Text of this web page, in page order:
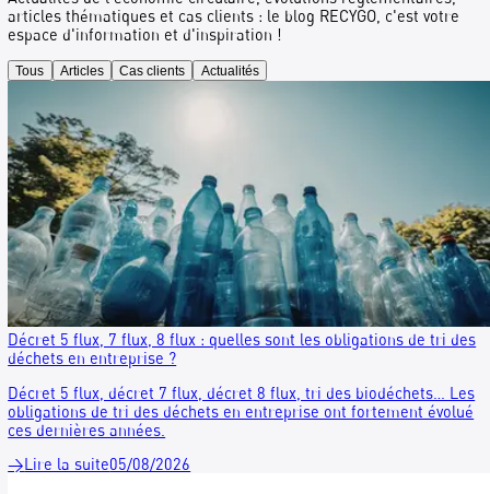
Le blog RECYGO
articles thématiques et cas clients : le blog RECYGO, c'est
espace d'information et d'inspiration !
Tous Articles Cas clients Actualités